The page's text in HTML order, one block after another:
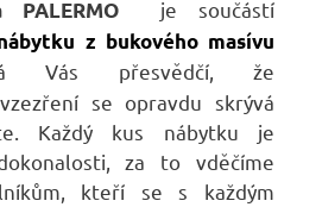
PALERMO je součástí
z bukového masívu
Vás přesvědčí, že
se opravdu skrývá
Každý kus nábytku je
za to vděčíme
kteří se s každým